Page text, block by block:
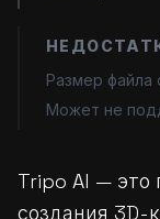
Размер файла
Может не
Tripo AI — это
создания 3D-